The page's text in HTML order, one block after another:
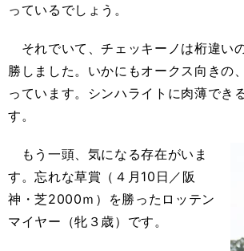
っているでしょう。
それでいて、チェッキーノは桁違い
勝しました。いかにもオークス向きの
っています。シンハライトに肉薄でき
す。
もう一頭、気になる存在がいま
す。忘れな草賞（４月10日／阪
神・芝2000ｍ）を勝ったロッテン
マイヤー（牝３歳）です。